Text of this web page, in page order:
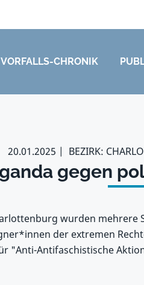
VORFALLS-CHRONIK
20.01.2025 BEZIRK:
gegen
wurden
der extremen
"Anti-Antifaschistische